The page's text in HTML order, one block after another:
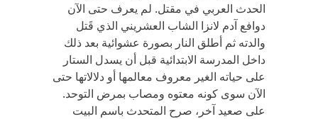
الحدث العربي في مقتل. لم يعرف حتى الآن
دوافع آدم لانزا الشاب العشريني الذي قَتل
والدته ثم أطلق النار بصورة عشوائية بعد ذلك
داخل المدرسة الابتدائية قبل أن يسدل الستار
على حياته الغير معروف معالمها أو دلالاتها حتى
الآن سوى كونه معتوه ومصاب بمرض التوحد.
على صعيد آخر، صرح المتحدث باسم البيت